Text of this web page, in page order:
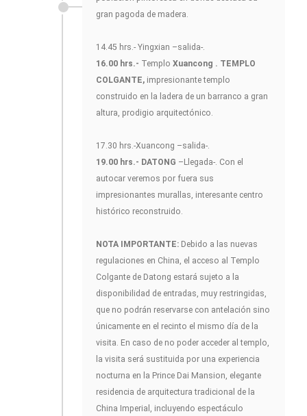
gran pagoda de madera.
14.45 hrs.- Yingxian –salida-.
16.00 hrs.- Templo Xuancong . TEMPLO
COLGANTE, impresionante templo
construido en la ladera de un barranco a gran
altura, prodigio arquitectónico.
17.30 hrs.-Xuancong –salida-.
19.00 hrs.- DATONG –Llegada-. Con el
autocar veremos por fuera sus
impresionantes murallas, interesante centro
histórico reconstruido.
NOTA IMPORTANTE: Debido a las nuevas
regulaciones en China, el acceso al Templo
Colgante de Datong estará sujeto a la
disponibilidad de entradas, muy restringidas,
que no podrán reservarse con antelación sino
únicamente en el recinto el mismo día de la
visita. En caso de no poder acceder al templo,
la visita será sustituida por una experiencia
nocturna en la Prince Dai Mansion, elegante
residencia de arquitectura tradicional de la
China Imperial, incluyendo espectáculo